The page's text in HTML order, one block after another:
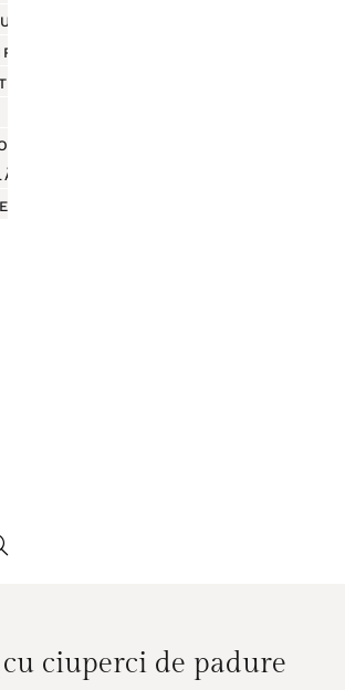
ciuperci de padure